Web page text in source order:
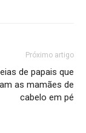
Próximo artigo
de papais que
as mamães de
cabelo em pé